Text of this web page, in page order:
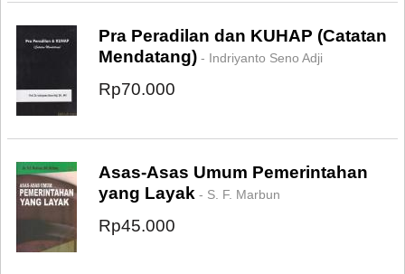
Pra Peradilan dan KUHAP (Catatan
Mendatang) - Indriyanto Seno Adji
Rp70.000
Asas-Asas Umum Pemerintahan
yang Layak - S. F. Marbun
Rp45.000